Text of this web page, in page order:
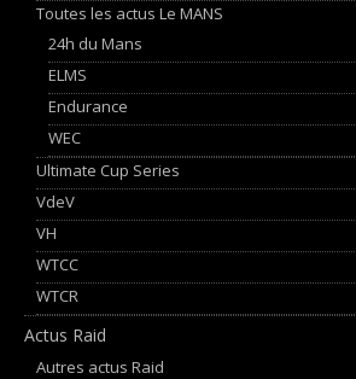
Toutes les actus Le MANS
24h du Mans
ELMS
Endurance
WEC
Ultimate Cup Series
VdeV
VH
WTCC
WTCR
Actus Raid
Autres actus Raid